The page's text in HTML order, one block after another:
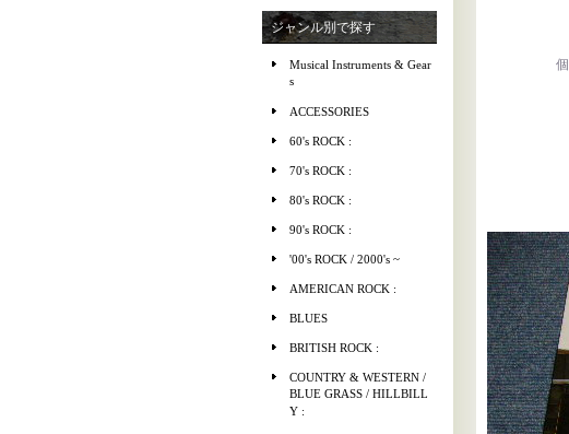
ジャンル別で探す
Musical Instruments & Gear
s
ACCESSORIES
60's ROCK :
70's ROCK :
80's ROCK :
90's ROCK :
'00's ROCK / 2000's ~
AMERICAN ROCK :
BLUES
BRITISH ROCK :
COUNTRY & WESTERN /
BLUE GRASS / HILLBILL
Y :